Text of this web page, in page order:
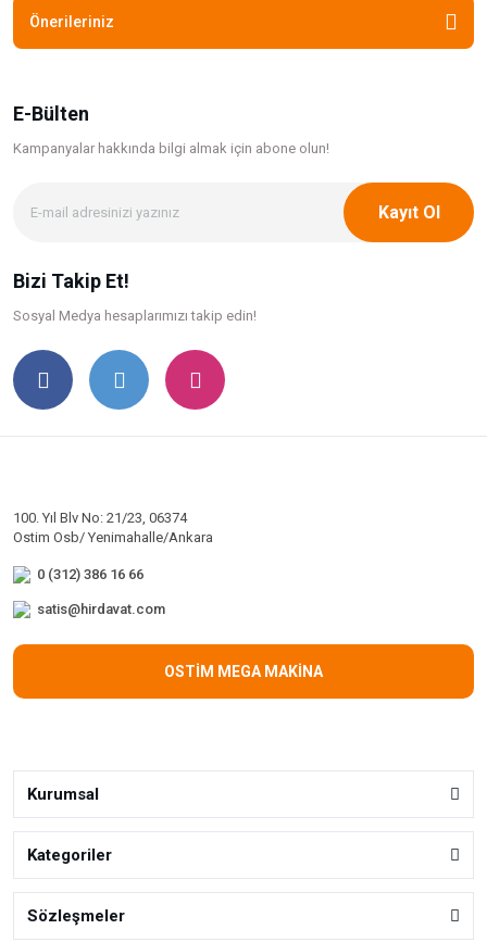
Önerileriniz
E-Bülten
Kampanyalar hakkında bilgi almak için abone olun!
Kayıt Ol
Bizi Takip Et!
Sosyal Medya hesaplarımızı takip edin!
100. Yıl Blv No: 21/23, 06374
Ostim Osb/ Yenimahalle/Ankara
0 (312) 386 16 66
satis@hirdavat.com
OSTİM MEGA MAKİNA
Kurumsal
Kategoriler
Sözleşmeler